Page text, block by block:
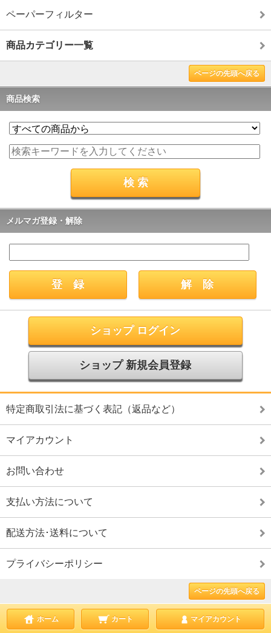
ペーパーフィルター
商品カテゴリー一覧
ページの先頭へ戻る
商品検索
メルマガ登録・解除
ショップ ログイン
ショップ 新規会員登録
特定商取引法に基づく表記（返品など）
マイアカウント
お問い合わせ
支払い方法について
配送方法･送料について
プライバシーポリシー
ページの先頭へ戻る
ホーム カート マイアカウント